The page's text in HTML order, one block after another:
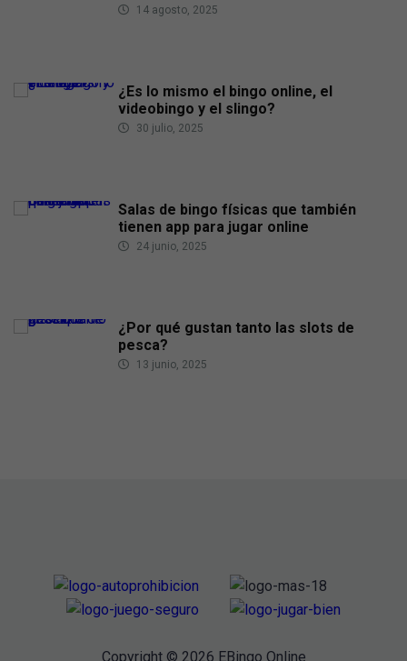
14 agosto, 2025
¿Es lo mismo el bingo online, el
videobingo y el slingo?
30 julio, 2025
Salas de bingo físicas que también
tienen app para jugar online
24 junio, 2025
¿Por qué gustan tanto las slots de
pesca?
13 junio, 2025
Copyright © 2026 EBingo Online